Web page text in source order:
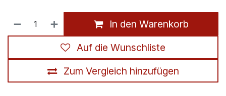
In den Warenkorb
Zum Vergleich hinzufügen
Auf die Wunschliste